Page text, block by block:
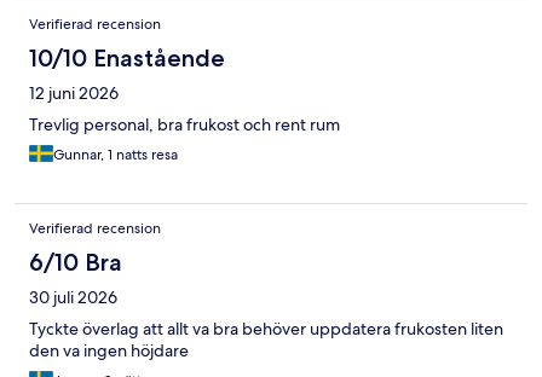
Verifierad recension
10/10 Enastående
12 juni 2026
Trevlig personal, bra frukost och rent rum
Gunnar, 1 natts resa
Verifierad recension
6/10 Bra
30 juli 2026
Tyckte överlag att allt va bra behöver uppdatera frukosten liten
den va ingen höjdare